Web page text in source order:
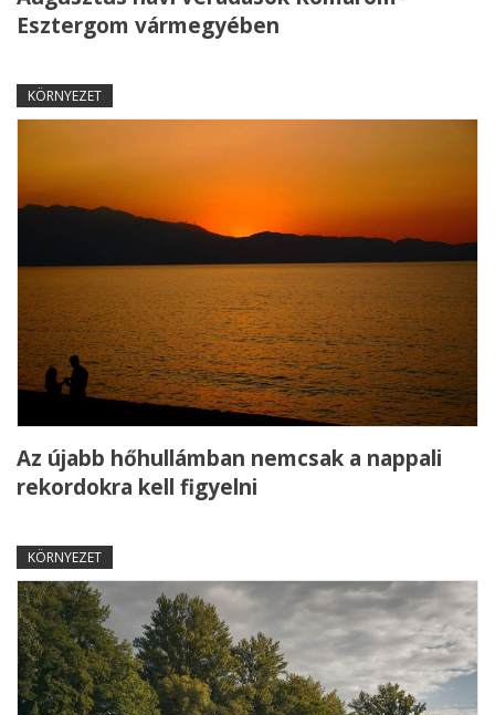
Esztergom vármegyében
KÖRNYEZET
Az újabb hőhullámban nemcsak a nappali
rekordokra kell figyelni
KÖRNYEZET